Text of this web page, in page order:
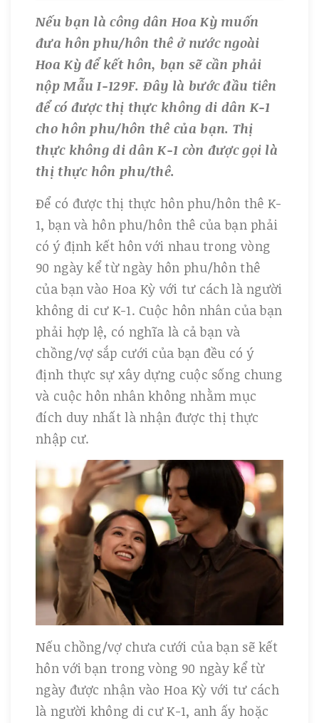
Nếu bạn là công dân Hoa Kỳ muốn
đưa hôn phu/hôn thê ở nước ngoài
Hoa Kỳ để kết hôn, bạn sẽ cần phải
nộp Mẫu I-129F. Đây là bước đầu tiên
để có được thị thực không di dân K-1
cho hôn phu/hôn thê của bạn. Thị
thực không di dân K-1 còn được gọi là
thị thực hôn phu/thê.
Để có được thị thực hôn phu/hôn thê K-
1, bạn và hôn phu/hôn thê của bạn phải
có ý định kết hôn với nhau trong vòng
90 ngày kể từ ngày hôn phu/hôn thê
của bạn vào Hoa Kỳ với tư cách là người
không di cư K-1. Cuộc hôn nhân của bạn
phải hợp lệ, có nghĩa là cả bạn và
chồng/vợ sắp cưới của bạn đều có ý
định thực sự xây dựng cuộc sống chung
và cuộc hôn nhân không nhằm mục
đích duy nhất là nhận được thị thực
nhập cư.
Nếu chồng/vợ chưa cưới của bạn sẽ kết
hôn với bạn trong vòng 90 ngày kể từ
ngày được nhận vào Hoa Kỳ với tư cách
là người không di cư K-1, anh ấy hoặc